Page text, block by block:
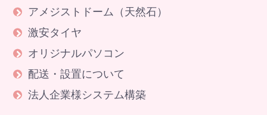
アメジストドーム（天然石）
激安タイヤ
オリジナルパソコン
配送・設置について
法人企業様システム構築